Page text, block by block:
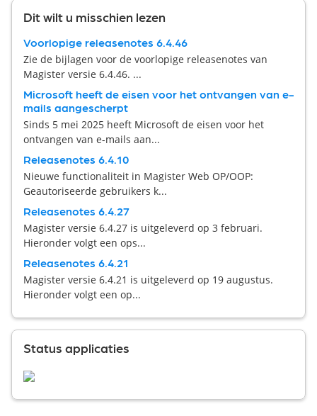
Dit wilt u misschien lezen
Voorlopige releasenotes 6.4.46
Zie de bijlagen voor de voorlopige releasenotes van
Magister versie 6.4.46. ...
Microsoft heeft de eisen voor het ontvangen van e-
mails aangescherpt
Sinds 5 mei 2025 heeft Microsoft de eisen voor het
ontvangen van e-mails aan...
Releasenotes 6.4.10
Nieuwe functionaliteit in Magister Web OP/OOP:
Geautoriseerde gebruikers k...
Releasenotes 6.4.27
Magister versie 6.4.27 is uitgeleverd op 3 februari.
Hieronder volgt een ops...
Releasenotes 6.4.21
Magister versie 6.4.21 is uitgeleverd op 19 augustus.
Hieronder volgt een op...
Status applicaties